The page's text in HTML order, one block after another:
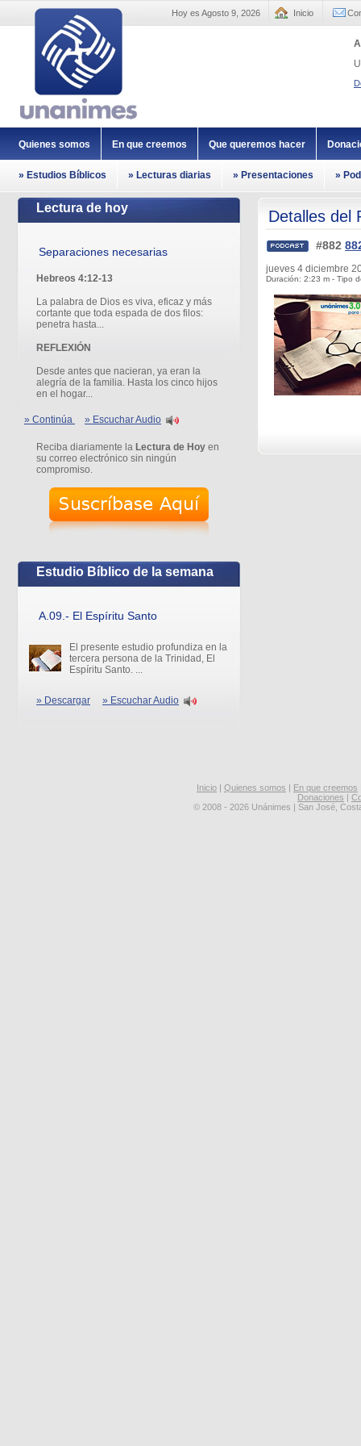
Hoy es Agosto 9, 2026 Inicio
Quienes somos En que creemos Que queremos hacer
» Estudios Bíblicos » Lecturas diarias » Presentaciones »
Lectura de hoy
Separaciones necesarias
Hebreos 4:12-13
La palabra de Dios es viva, eficaz y más
cortante que toda espada de dos filos:
penetra hasta...
REFLEXIÓN
Desde antes que nacieran, ya eran la
alegría de la familia. Hasta los cinco hijos
en el hogar...
» Continúa » Escuchar Audio
Reciba diariamente la Lectura de Hoy en
su correo electrónico sin ningún
compromiso.
Estudio Bíblico de la semana
A.09.- El Espíritu Santo
El presente estudio profundiza en la
tercera persona de la Trinidad, El
Espíritu Santo. ...
» Descargar » Escuchar Audio
Detalles del
#882
jueves 4 diciembre
Duración: 2:23 m - Tipo
Inicio | Quienes somos | En que creemos
Donaciones |
© 2008 - 2026 Unánimes | San José,